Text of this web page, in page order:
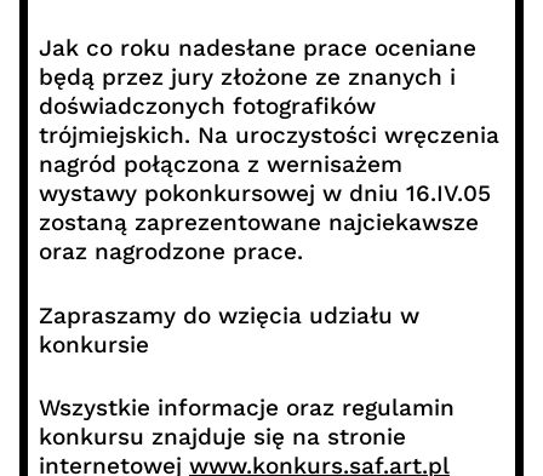
Jak co roku nadesłane prace oceniane
będą przez jury złożone ze znanych i
doświadczonych fotografików
trójmiejskich. Na uroczystości wręczenia
nagród połączona z wernisażem
wystawy pokonkursowej w dniu 16.IV.05
zostaną zaprezentowane najciekawsze
oraz nagrodzone prace.
Zapraszamy do wzięcia udziału w
konkursie
Wszystkie informacje oraz regulamin
konkursu znajduje się na stronie
internetowej www.konkurs.saf.art.pl